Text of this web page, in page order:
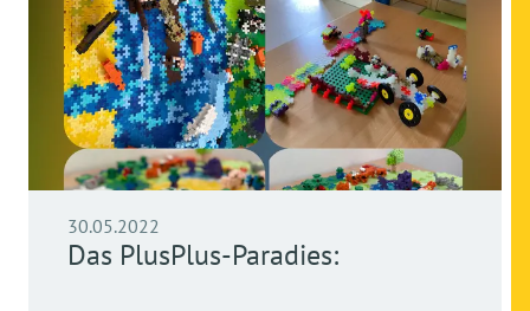
30.05.2022
Das PlusPlus-Paradies: